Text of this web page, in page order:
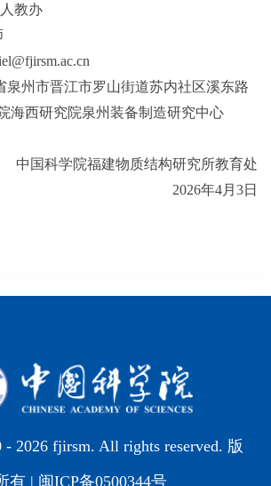
教办
泉州市晋江市罗山街道苏内社区溪东路
海西研究院泉州装备制造研究中心
中国科学院福建物质结构研究所教育处
2026年4月3日
- 2026 fjirsm. All rights reserved. 版
有 | 闽ICP备0500344号